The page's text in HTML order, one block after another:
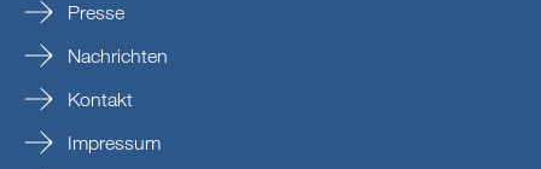
Presse
Nachrichten
Kontakt
Impressum